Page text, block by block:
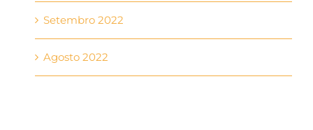
Setembro 2022
Agosto 2022